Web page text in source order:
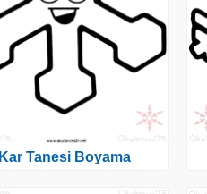
Kar Tanesi Boyama